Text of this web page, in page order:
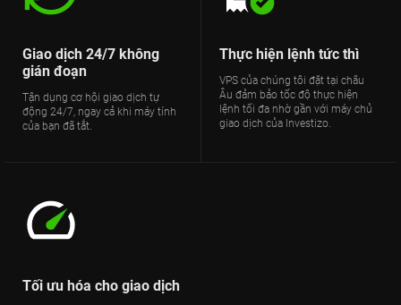
Giao dịch 24/7 không
gián đoạn
Tận dụng cơ hội giao dịch tự
động 24/7, ngay cả khi máy tính
của bạn đã tắt.
Thực hiện lệnh tức thì
VPS của chúng tôi đặt tại châu
Âu đảm bảo tốc độ thực hiện
lệnh tối đa nhờ gần với máy chủ
giao dịch của Investizo.
Tối ưu hóa cho giao dịch